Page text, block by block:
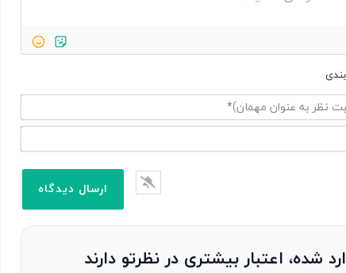
شده، اعتبار بیشتری در نظرتو دارند